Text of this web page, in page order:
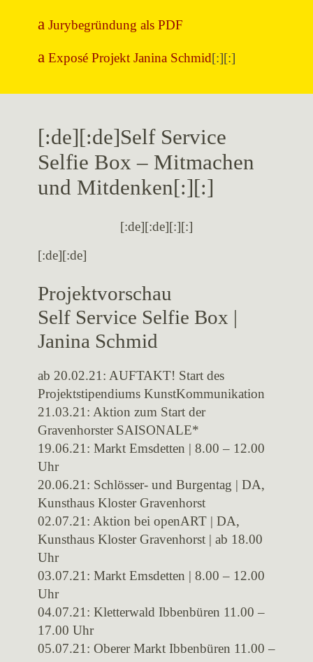
Jurybegründung als PDF
Exposé Projekt Janina Schmid[:][:]
[:de][:de]Self Service
Selfie Box – Mitmachen
und Mitdenken[:][:]
[:de][:de][:][:]
[:de][:de]
Projektvorschau
Self Service Selfie Box |
Janina Schmid
ab 20.02.21: AUFTAKT! Start des
Projektstipendiums KunstKommunikation
21.03.21: Aktion zum Start der
Gravenhorster SAISONALE*
19.06.21: Markt Emsdetten | 8.00 – 12.00
Uhr
20.06.21: Schlösser- und Burgentag | DA,
Kunsthaus Kloster Gravenhorst
02.07.21: Aktion bei openART | DA,
Kunsthaus Kloster Gravenhorst | ab 18.00
Uhr
03.07.21: Markt Emsdetten | 8.00 – 12.00
Uhr
04.07.21: Kletterwald Ibbenbüren 11.00 –
17.00 Uhr
05.07.21: Oberer Markt Ibbenbüren 11.00 –